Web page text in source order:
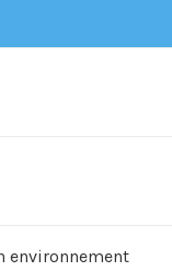
environnement